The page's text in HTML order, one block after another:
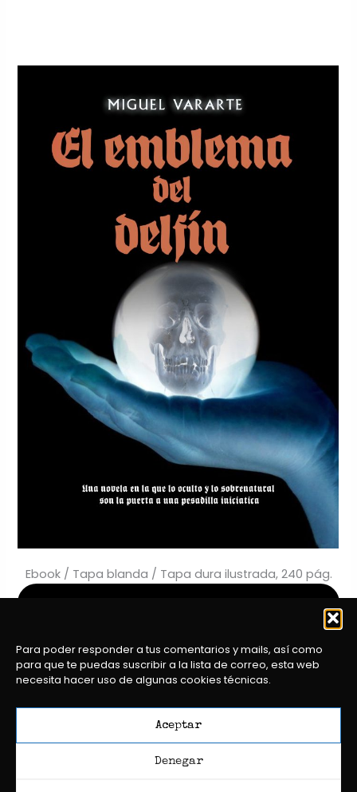
Para poder responder a tus comentarios y mails, así como
para que te puedas suscribir a la lista de correo, esta web
necesita hacer uso de algunas cookies técnicas.
Aceptar
Denegar
Ebook / Tapa blanda / Tapa dura ilustrada, 240 pág.
Newsletter